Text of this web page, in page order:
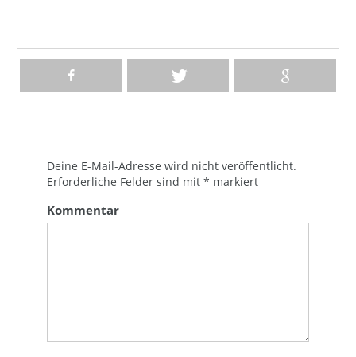
Deine E-Mail-Adresse wird nicht veröffentlicht.
Erforderliche Felder sind mit* markiert
Kommentar